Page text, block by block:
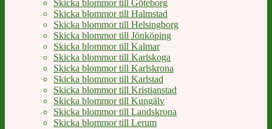
Skicka blommor till Göteborg
Skicka blommor till Halmstad
Skicka blommor till Helsingborg
Skicka blommor till Jönköping
Skicka blommor till Kalmar
Skicka blommor till Karlskoga
Skicka blommor till Karlskrona
Skicka blommor till Karlstad
Skicka blommor till Kristianstad
Skicka blommor till Kungälv
Skicka blommor till Landskrona
Skicka blommor till Lerum